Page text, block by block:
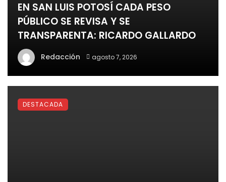
EN SAN LUIS POTOSÍ CADA PESO
PÚBLICO SE REVISA Y SE
TRANSPARENTA: RICARDO GALLARDO
Redacción agosto 7, 2026
DESTACADA